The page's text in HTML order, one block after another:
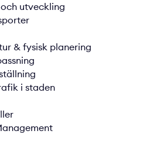
utveckling
& fysisk planering
i staden